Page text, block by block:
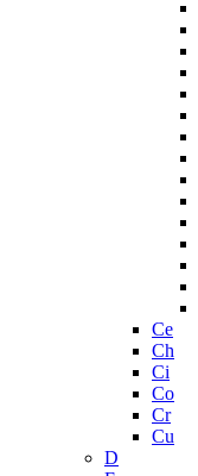
Ce
Ch
Ci
Co
Cr
Cu
D